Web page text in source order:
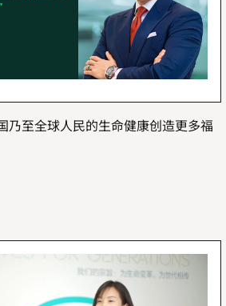
乃至全球人民的生命健康创造更多福